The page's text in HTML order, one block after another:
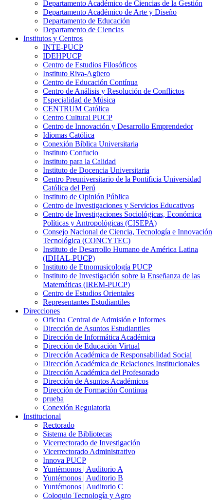
Departamento Académico de Ciencias de la Gestión
Departamento Académico de Arte y Diseño
Departamento de Educación
Departamento de Ciencias
Institutos y Centros
INTE-PUCP
IDEHPUCP
Centro de Estudios Filosóficos
Instituto Riva-Agüero
Centro de Educación Contínua
Centro de Análisis y Resolución de Conflictos
Especialidad de Música
CENTRUM Católica
Centro Cultural PUCP
Centro de Innovación y Desarrollo Emprendedor
Idiomas Católica
Conexión Bíblica Universitaria
Instituto Confucio
Instituto para la Calidad
Instituto de Docencia Universitaria
Centro Preuniversitario de la Pontificia Universidad
Católica del Perú
Instituto de Opinión Pública
Centro de Investigaciones y Servicios Educativos
Centro de Investigaciones Sociológicas, Económica
Políticas y Antropológicas (CISEPA)
Consejo Nacional de Ciencia, Tecnología e Innovación
Tecnológica (CONCYTEC)
Instituto de Desarrollo Humano de América Latina
(IDHAL-PUCP)
Instituto de Etnomusicología PUCP
Instituto de Investigación sobre la Enseñanza de las
Matemáticas (IREM-PUCP)
Centro de Estudios Orientales
Representantes Estudiantiles
Direcciones
Oficina Central de Admisión e Informes
Dirección de Asuntos Estudiantiles
Dirección de Informática Académica
Dirección de Educación Virtual
Dirección Académica de Responsabilidad Social
Dirección Académica de Relaciones Institucionales
Dirección Académica del Profesorado
Dirección de Asuntos Académicos
Dirección de Formación Continua
prueba
Conexión Regulatoria
Institucional
Rectorado
Sistema de Bibliotecas
Vicerrectorado de Investigación
Vicerrectorado Administrativo
Innova PUCP
Yuntémonos | Auditorio A
Yuntémonos | Auditorio B
Yuntémonos | Auditorio C
Coloquio Tecnología y Agro